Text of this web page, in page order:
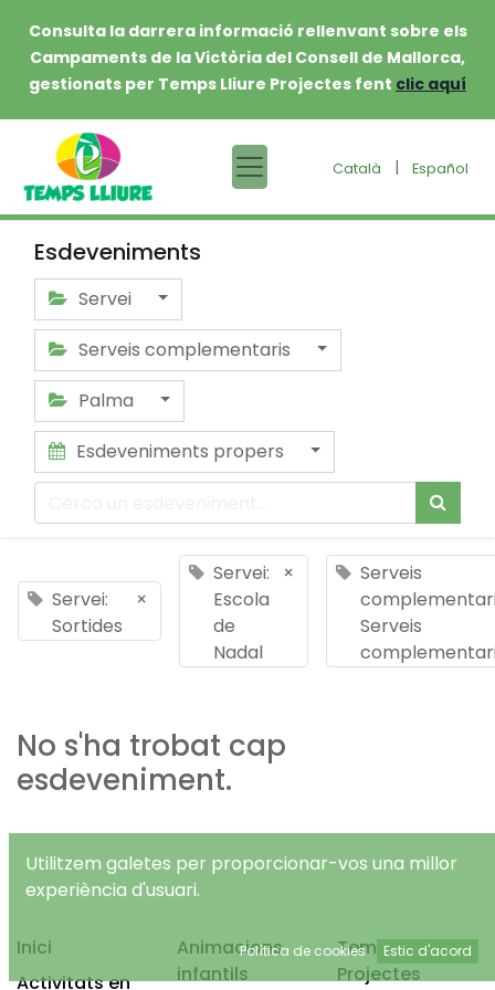
Consulta la darrera informació rellenvant sobre els
Campaments de la Victòria del Consell de Mallorca,
gestionats per Temps Lliure Projectes fent clic aquí
Català | Español
Esdeveniments
Servei
Serveis complementaris
Palma
Esdeveniments propers
Servei:
Sortides
×
Servei:
Escola
de
Nadal
×
Serveis
Serveis
No s'ha trobat cap
esdeveniment.
Inici
Activitats en
Animacions
infantils
Temps Lliure
Projectes
Utilitzem galetes per proporcionar-vos una millor
experiència d'usuari.
Política de cookies Estic d'acord